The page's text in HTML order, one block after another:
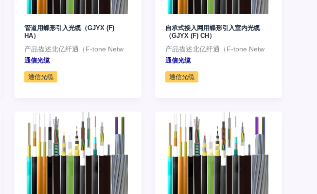
管道用蝶形引入光缆（GJYX (F)
HA）
产品描述北亿纤通（F-tone Netw
通信光缆
通信光缆
自承式接入网用蝶形引入室内光缆
（GJYX (F) CH）
产品描述北亿纤通（F-tone Netw
通信光缆
通信光缆